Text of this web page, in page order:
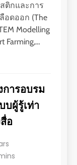
ติกและการ
อดออก (The
Modelling
Farming,…
ารอบรม
ผู้รู้เท่า
อ